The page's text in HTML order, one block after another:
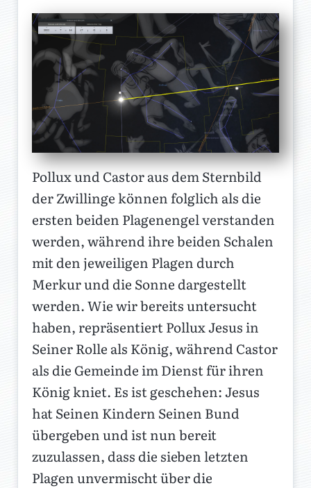
Pollux und Castor aus dem Sternbild
der Zwillinge können folglich als die
ersten beiden Plagenengel verstanden
werden, während ihre beiden Schalen
mit den jeweiligen Plagen durch
Merkur und die Sonne dargestellt
werden. Wie wir bereits untersucht
haben, repräsentiert Pollux Jesus in
Seiner Rolle als König, während Castor
als die Gemeinde im Dienst für ihren
König kniet. Es ist geschehen: Jesus
hat Seinen Kindern Seinen Bund
übergeben und ist nun bereit
zuzulassen, dass die sieben letzten
Plagen unvermischt über die